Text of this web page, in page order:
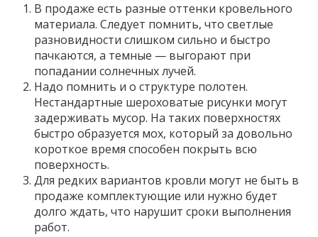
В продаже есть разные оттенки кровельного
материала. Следует помнить, что светлые
разновидности слишком сильно и быстро
пачкаются, а темные — выгорают при
попадании солнечных лучей.
Надо помнить и о структуре полотен.
Нестандартные шероховатые рисунки могут
задерживать мусор. На таких поверхностях
быстро образуется мох, который за довольно
короткое время способен покрыть всю
поверхность.
Для редких вариантов кровли могут не быть в
продаже комплектующие или нужно будет
долго ждать, что нарушит сроки выполнения
работ.